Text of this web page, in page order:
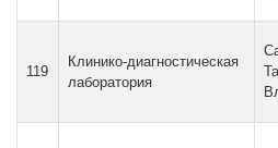
119
Клинико-диагностическая
лаборатория